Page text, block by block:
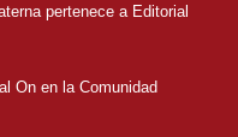
pertenece a Editorial
On en la Comunidad